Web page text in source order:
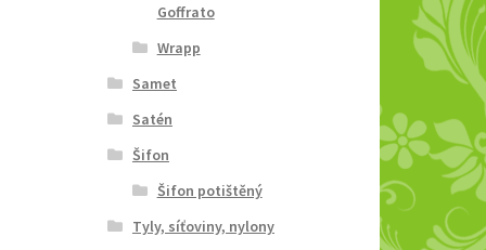
Goffrato
Wrapp
Samet
Satén
Šifon
Šifon potištěný
Tyly, síťoviny, nylony